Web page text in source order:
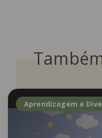
Aprendizagem e